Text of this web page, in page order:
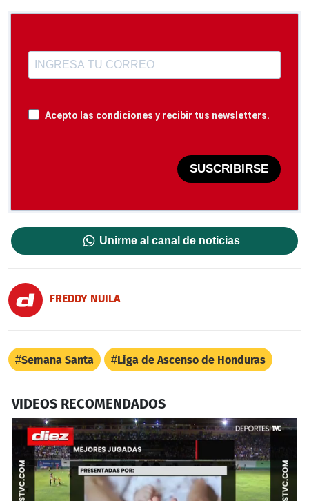
Acepto las condiciones y recibir tus newsletters.
SUSCRIBIRSE
Unirme al canal de noticias
FREDDY NUILA
Semana Santa Liga de Ascenso de Honduras
VIDEOS RECOMENDADOS